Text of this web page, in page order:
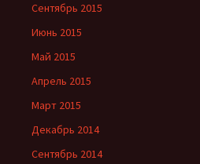
Сентябрь 2015
Июнь 2015
Май 2015
Апрель 2015
Март 2015
Декабрь 2014
Сентябрь 2014